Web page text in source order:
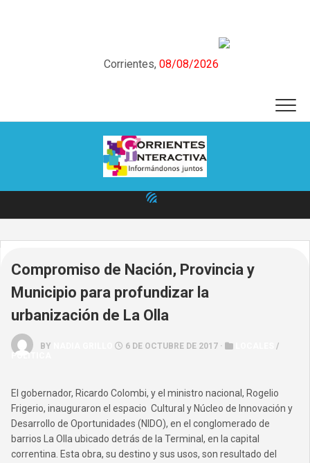
Corrientes, 08/08/2026
Compromiso de Nación, Provincia y
Municipio para profundizar la
urbanización de La Olla
BY 6 DE OCTUBRE DE 2017 ·
/
POLÍTICA
El gobernador, Ricardo Colombi, y el ministro nacional, Rogelio
Frigerio, inauguraron el espacio Cultural y Núcleo de Innovación y
Desarrollo de Oportunidades (NIDO), en el conglomerado de
barrios La Olla ubicado detrás de la Terminal, en la capital
correntina. Esta obra, su destino y sus usos, son resultado del